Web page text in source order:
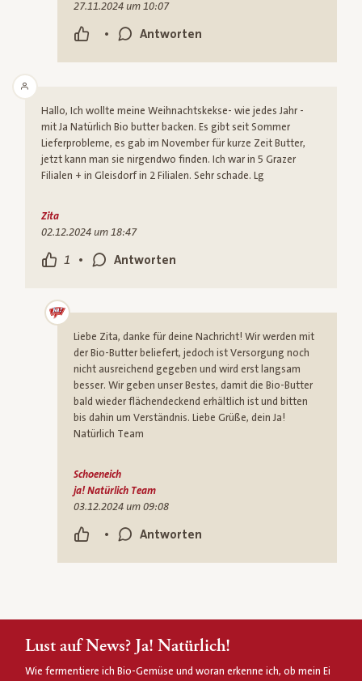
• Antworten
27.11.2024 um 10:07
Hallo, Ich wollte meine Weihnachtskekse- wie jedes Jahr -
mit Ja Natürlich Bio butter backen. Es gibt seit Sommer
Lieferprobleme, es gab im November für kurze Zeit Butter,
jetzt kann man sie nirgendwo finden. Ich war in 5 Grazer
Filialen + in Gleisdorf in 2 Filialen. Sehr schade. Lg
1 • Antworten
Zita
02.12.2024 um 18:47
Liebe Zita, danke für deine Nachricht! Wir werden mit
der Bio-Butter beliefert, jedoch ist Versorgung noch
nicht ausreichend gegeben und wird erst langsam
besser. Wir geben unser Bestes, damit die Bio-Butter
bald wieder flächendeckend erhältlich ist und bitten
bis dahin um Verständnis. Liebe Grüße, dein Ja!
Natürlich Team
• Antworten
Schoeneich
ja! Natürlich Team
03.12.2024 um 09:08
Lust auf News? Ja! Natürlich!
Wie fermentiere ich Bio-Gemüse und woran erkenne ich, ob mein Ei